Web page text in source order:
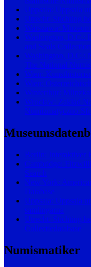
Uppsala: Uppsala
Utrecht: Stichting
Warszawa:
Washington, D.C.:
and Seals Collection
Washington, D.C.:
The National
Wien:
Wien:
Winterthur:
Wrocław: Zakład
Numizmatyczno-
Berlin: Interaktiver
Cambridge:
Search
New York:
Database
Uppsala: Uppsala
samlingarna
Utrecht: Stichting
Collectiedatabase
Numismatiker